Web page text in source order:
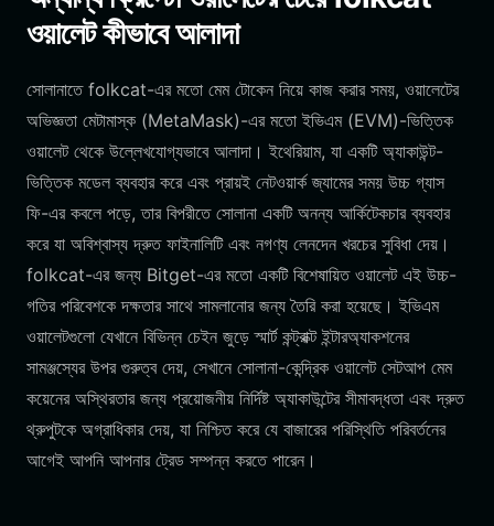
ওয়ালেট কীভাবে আলাদা
সোলানাতে folkcat-এর মতো মেম টোকেন নিয়ে কাজ করার সময়, ওয়ালেটের
অভিজ্ঞতা মেটামাস্ক (MetaMask)-এর মতো ইভিএম (EVM)-ভিত্তিক
ওয়ালেট থেকে উল্লেখযোগ্যভাবে আলাদা। ইথেরিয়াম, যা একটি অ্যাকাউন্ট-
ভিত্তিক মডেল ব্যবহার করে এবং প্রায়ই নেটওয়ার্ক জ্যামের সময় উচ্চ গ্যাস
ফি-এর কবলে পড়ে, তার বিপরীতে সোলানা একটি অনন্য আর্কিটেকচার ব্যবহার
করে যা অবিশ্বাস্য দ্রুত ফাইনালিটি এবং নগণ্য লেনদেন খরচের সুবিধা দেয়।
folkcat-এর জন্য Bitget-এর মতো একটি বিশেষায়িত ওয়ালেট এই উচ্চ-
গতির পরিবেশকে দক্ষতার সাথে সামলানোর জন্য তৈরি করা হয়েছে। ইভিএম
ওয়ালেটগুলো যেখানে বিভিন্ন চেইন জুড়ে স্মার্ট কন্ট্রাক্ট ইন্টারঅ্যাকশনের
সামঞ্জস্যের উপর গুরুত্ব দেয়, সেখানে সোলানা-কেন্দ্রিক ওয়ালেট সেটআপ মেম
কয়েনের অস্থিরতার জন্য প্রয়োজনীয় নির্দিষ্ট অ্যাকাউন্টের সীমাবদ্ধতা এবং দ্রুত
থ্রুপুটকে অগ্রাধিকার দেয়, যা নিশ্চিত করে যে বাজারের পরিস্থিতি পরিবর্তনের
আগেই আপনি আপনার ট্রেড সম্পন্ন করতে পারেন।